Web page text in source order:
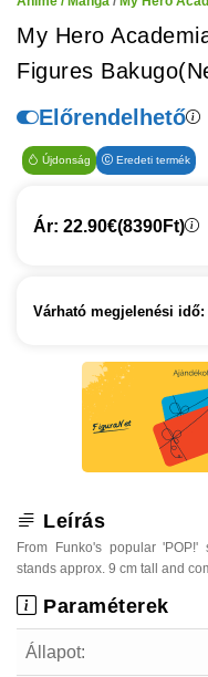
My Hero
Figures
Előrendelhető
Újdonság Eredeti termék
Ár: 22.90€(8390Ft)
Várható megjelenési idő:
Leírás
From Funko's popular
stands approx. 9 cm tall and
Paraméterek
Állapot: